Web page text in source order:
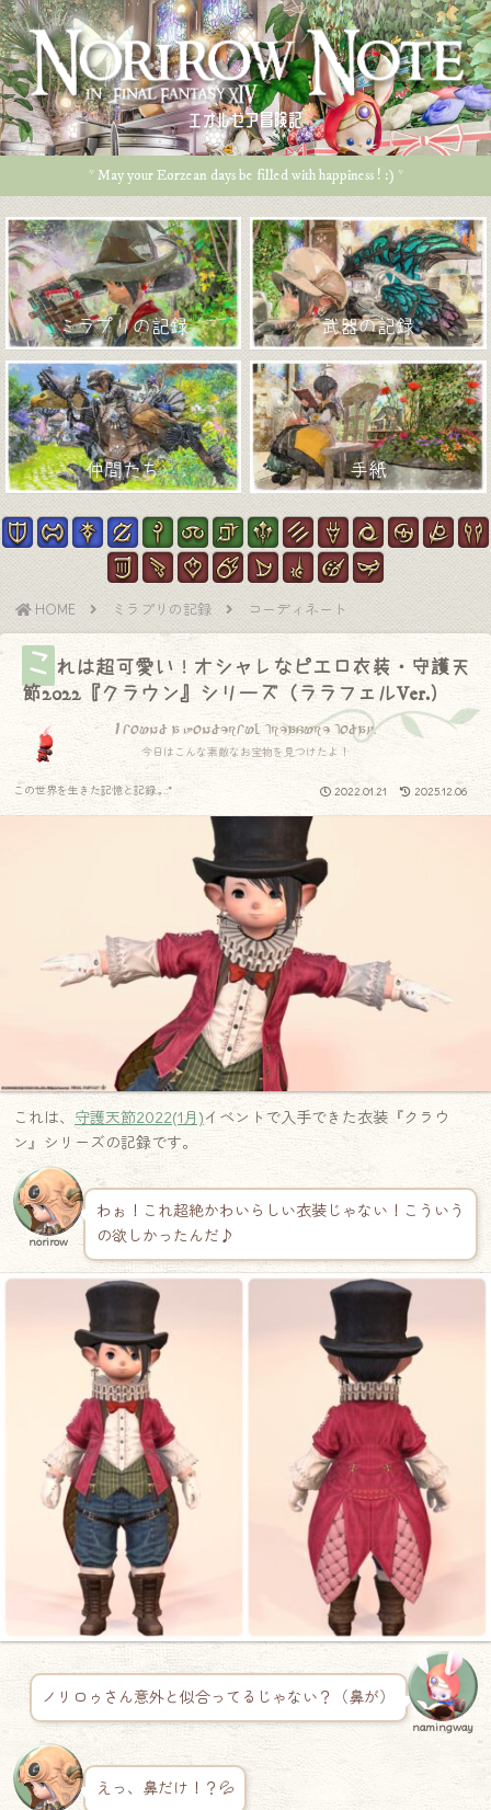
エオルゼア冒険記
* May your Eorzean days be filled with happiness ! :) *
ミラプリの記録 武器の記録
仲間たち 手紙
HOME ミラプリの記録 コーディネート
こ れは超可愛い！オシャレなピエロ衣装・守護天
節2022『クラウン』シリーズ（ララフェルVer.）
I found a wonderful treasure today.
今日はこんな素敵なお宝物を見つけたよ！
2022.01.21 2025.12.06
この世界を生きた記憶と記録.｡.:*
これは、 守護天節2022(1月)イベントで入手できた衣装『クラウ
ン』シリーズの記録です。
norirow
わぉ！これ超絶かわいらしい衣装じゃない！こういう
の欲しかったんだ♪
ノリロゥさん意外と似合ってるじゃない？（鼻が）
namingway
えっ、鼻だけ！？💦